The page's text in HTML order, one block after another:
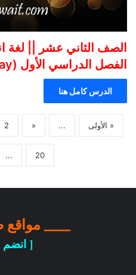
الصف الثاني عشر || لغة
الفصل الدراسي الأول (Vocabulay)
الدرس كامل هنا
« الأولى ...
«
2
20
...
____
[ انضم